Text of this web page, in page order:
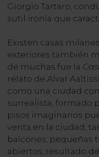
Giorgio Tartaro,
sutil ironía que
Existen casas
exteriores también
de muchas fue la
relato de Alvar
como una ciudad
surrealista, formado
pisos imaginarios
venta en la ciudad,
balcones, pequeñas
abiertos, resultado